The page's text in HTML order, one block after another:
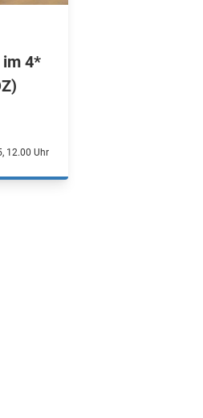
im 4*
12.00 Uhr